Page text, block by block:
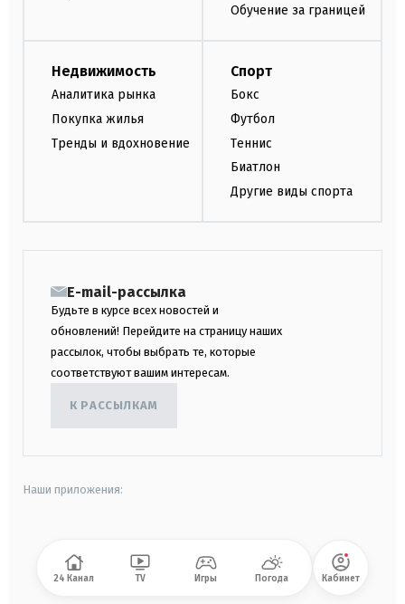
Обучение за границей
Недвижимость
Аналитика рынка
Покупка жилья
Тренды и вдохновение
Спорт
Бокс
Футбол
Теннис
Биатлон
Другие виды спорта
E-mail-рассылка
Будьте в курсе всех новостей и
обновлений! Перейдите на страницу наших
рассылок, чтобы выбрать те, которые
соответствуют вашим интересам.
К РАССЫЛКАМ
Наши приложения:
24 Канал TV Игры Погода Кабинет